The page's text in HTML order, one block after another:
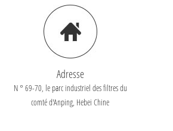
Adresse
N ° 69-70, le parc industriel des filtres du
comté d'Anping, Hebei Chine